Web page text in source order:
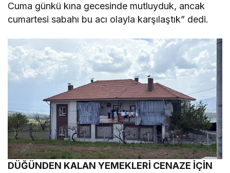
Cuma günkü kına gecesinde mutluyduk, ancak
cumartesi sabahı bu acı olayla karşılaştık” dedi.
DÜĞÜNDEN KALAN YEMEKLERİ CENAZE İÇİN